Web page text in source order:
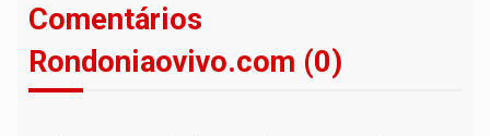
Comentários
Rondoniaovivo.com (0)